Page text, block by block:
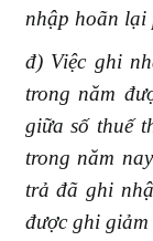
nhập hoãn lại
đ) Việc ghi
trong năm
giữa số thuế
trong năm
trả đã ghi
được ghi